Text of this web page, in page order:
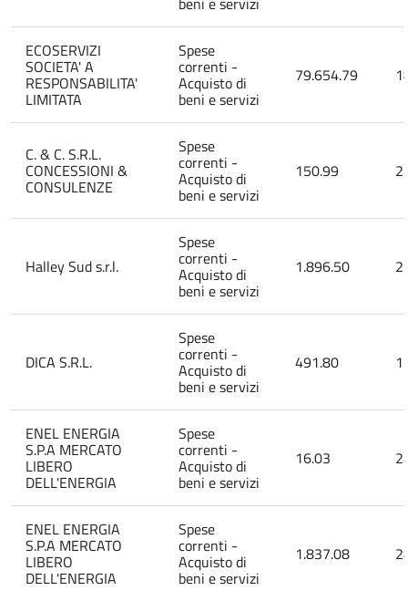
ECOSERVIZI
SOCIETA' A
RESPONSABILITA'
LIMITATA
Spese
correnti -
Acquisto di
beni e servizi
79.654.79
C. & C. S.R.L.
CONCESSIONI &
CONSULENZE
Spese
correnti -
Acquisto di
beni e servizi
150.99
Halley Sud s.r.l.
Spese
correnti -
Acquisto di
beni e servizi
1.896.50
DICA S.R.L.
Spese
correnti -
Acquisto di
beni e servizi
491.80
ENEL ENERGIA
S.P.A MERCATO
LIBERO
DELL'ENERGIA
Spese
correnti -
Acquisto di
beni e servizi
16.03
ENEL ENERGIA
S.P.A MERCATO
LIBERO
DELL'ENERGIA
Spese
correnti -
Acquisto di
beni e servizi
1.837.08